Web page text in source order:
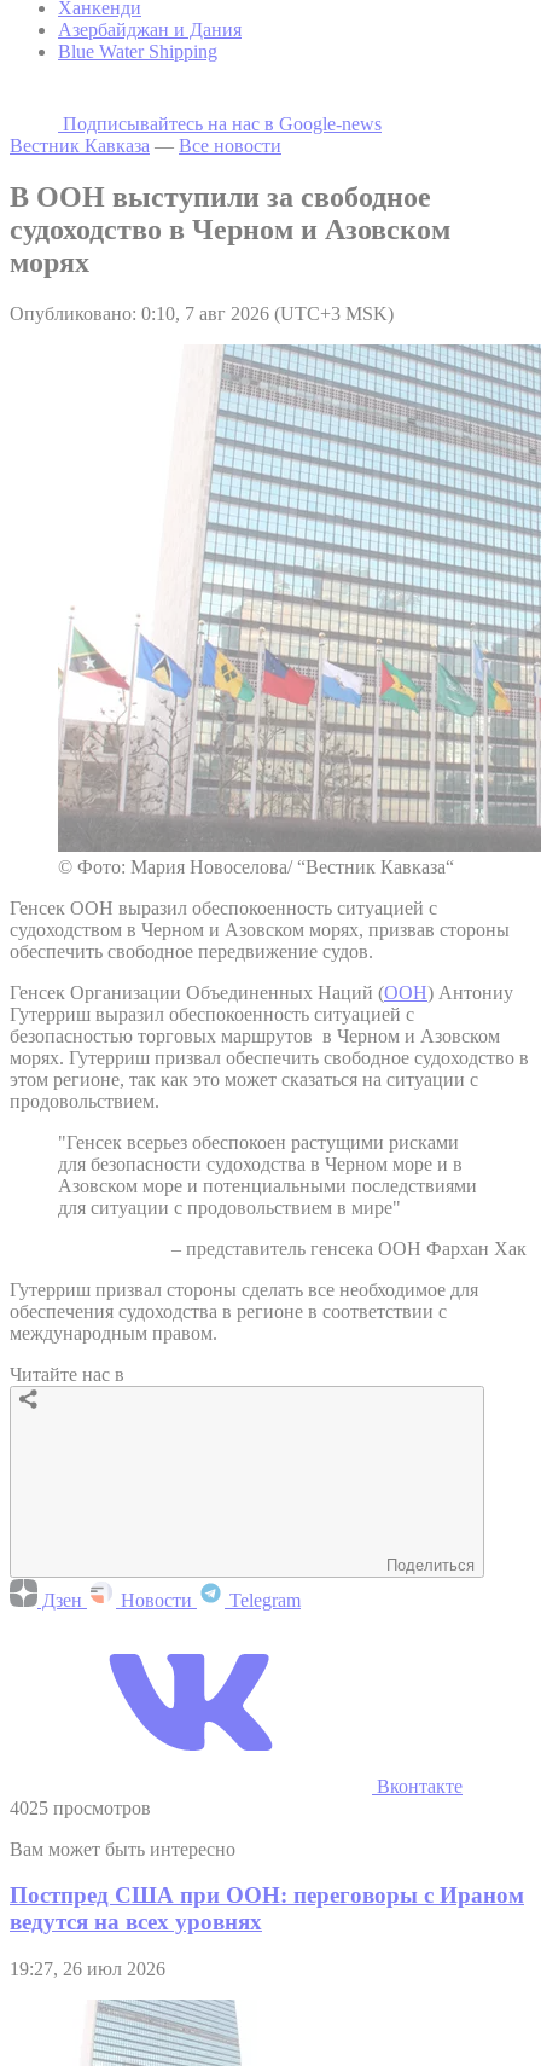
Ханкенди
Азербайджан и Дания
Blue Water Shipping
Подписывайтесь на наc в Google-news
Вестник Кавказа — Все новости
В ООН выступили за свободное
судоходство в Черном и Азовском
морях
Опубликовано: 0:10, 7 авг 2026 (UTC+3 MSK)
© Фото: Мария Новоселова/ “Вестник Кавказа“
Генсек ООН выразил обеспокоенность ситуацией с
судоходством в Черном и Азовском морях, призвав стороны
обеспечить свободное передвижение судов.
Генсек Организации Объединенных Наций (ООН) Антониу
Гутерриш выразил обеспокоенность ситуацией с
безопасностью торговых маршрутов в Черном и Азовском
морях. Гутерриш призвал обеспечить свободное судоходство в
этом регионе, так как это может сказаться на ситуации с
продовольствием.
"Генсек всерьез обеспокоен растущими рисками
для безопасности судоходства в Черном море и в
Азовском море и потенциальными последствиями
для ситуации с продовольствием в мире"
– представитель генсека ООН Фархан Хак
Гутерриш призвал стороны сделать все необходимое для
обеспечения судоходства в регионе в соответствии с
международным правом.
Читайте нас в
Поделиться
Дзен Новости Telegram
Вконтакте
4025 просмотров
Вам может быть интересно
Постпред США при ООН: переговоры с Ираном
ведутся на всех уровнях
19:27, 26 июл 2026